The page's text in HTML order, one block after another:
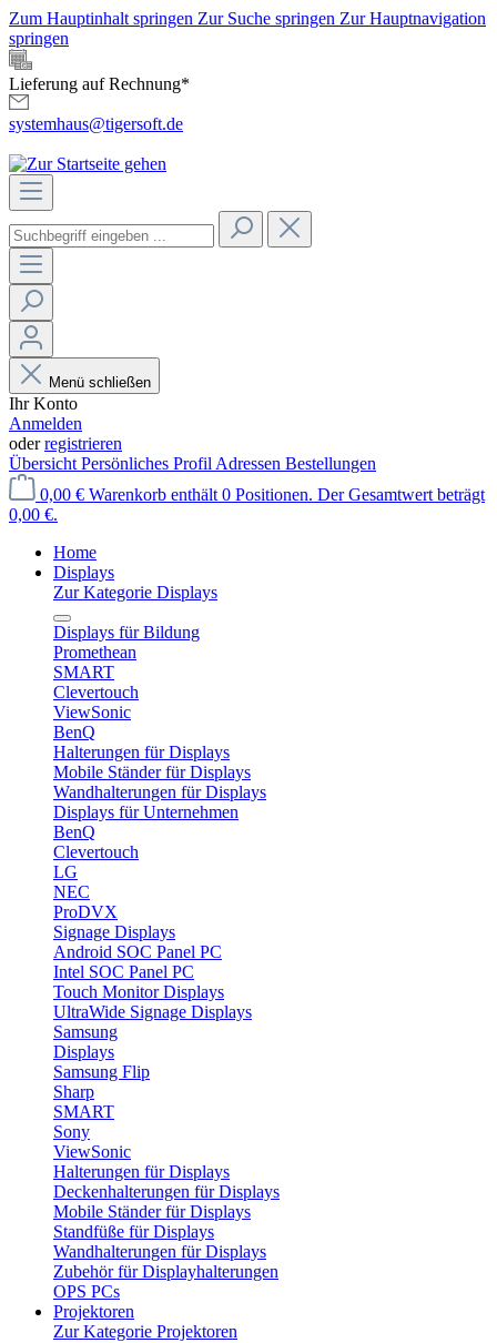
Zum Hauptinhalt springen Zur Suche springen Zur Hauptnavigation
springen
Lieferung auf Rechnung*
systemhaus@tigersoft.de
Menü schließen
Ihr Konto
Anmelden
oderregistrieren
Übersicht Persönliches Profil Adressen Bestellungen
0,00 € Warenkorb enthält 0 Positionen. Der Gesamtwert beträgt
0,00 €.
Home
Displays
Zur Kategorie Displays
Displays für Bildung
Promethean
SMART
Clevertouch
ViewSonic
BenQ
Halterungen für Displays
Mobile Ständer für Displays
Wandhalterungen für Displays
Displays für Unternehmen
BenQ
Clevertouch
LG
NEC
ProDVX
Signage Displays
Android SOC Panel PC
Intel SOC Panel PC
Touch Monitor Displays
UltraWide Signage Displays
Samsung
Displays
Samsung Flip
Sharp
SMART
Sony
ViewSonic
Halterungen für Displays
Deckenhalterungen für Displays
Mobile Ständer für Displays
Standfüße für Displays
Wandhalterungen für Displays
Zubehör für Displayhalterungen
OPS PCs
Projektoren
Zur Kategorie Projektoren